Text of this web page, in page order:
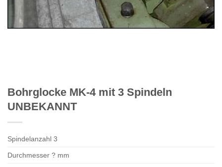
Bohrglocke MK-4 mit 3 Spindeln
UNBEKANNT
Spindelanzahl 3
Durchmesser ? mm